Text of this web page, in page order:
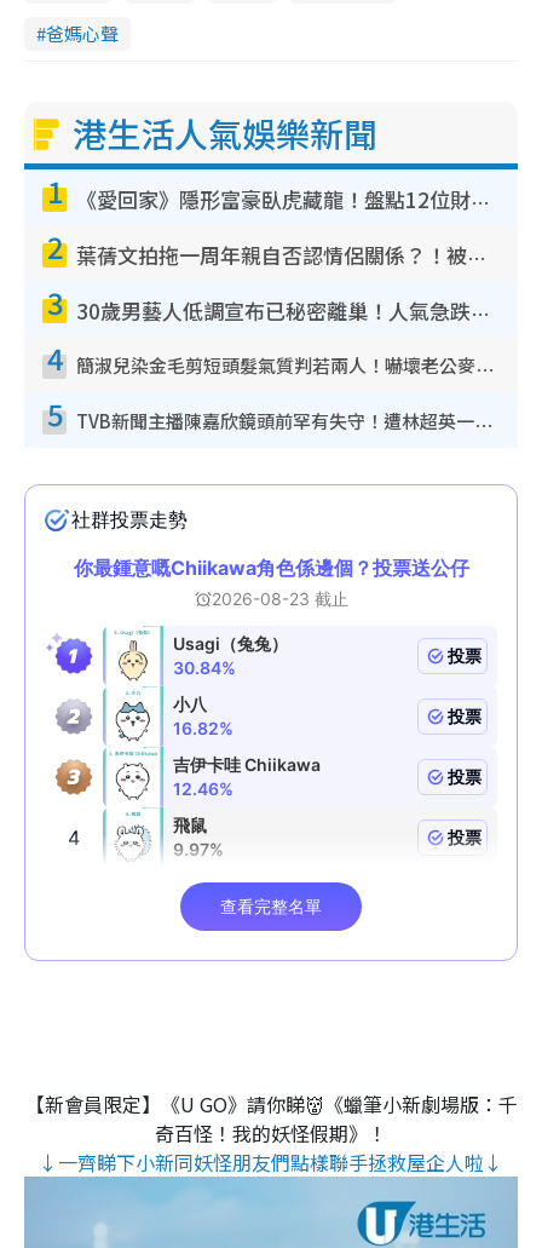
爸媽心聲
港生活人氣娛樂新聞
1 《愛回家》隱形富豪臥虎藏龍！盤點12位財氣逼人的有錢藝人：呢位靚女3億身家唔憂做
2 葉蒨文拍拖一周年親自否認情侶關係？！被質疑感情造假竟稱GM「普通同事」
3 30歲男藝人低調宣布已秘密離巢！人氣急跌變失蹤人口︰「這幾年過得並不容易」
4 簡淑兒染金毛剪短頭髮氣質判若兩人！嚇壞老公麥大力都認唔出：「你做咩事？」
5 TVB新聞主播陳嘉欣鏡頭前罕有失守！遭林超英一句說話突襲嚇親當場大笑
【新會員限定】《U GO》請你睇👹《蠟筆小新劇場版：千
奇百怪！我的妖怪假期》！
↓一齊睇下小新同妖怪朋友們點樣聯手拯救屋企人啦↓